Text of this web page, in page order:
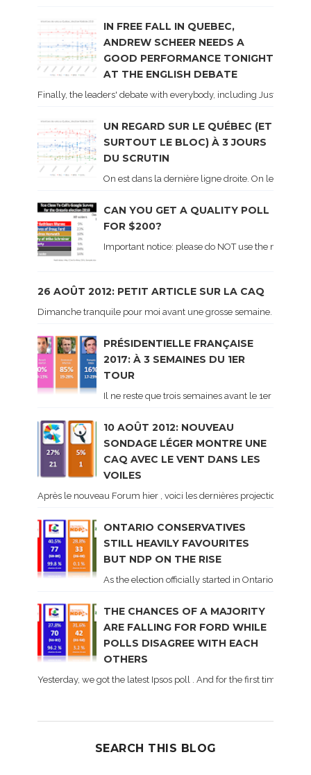
IN FREE FALL IN QUEBEC,
ANDREW SCHEER NEEDS A
GOOD PERFORMANCE TONIGHT
AT THE ENGLISH DEBATE
Finally, the leaders' debate with everybody, including Justin
UN REGARD SUR LE QUÉBEC (ET
SURTOUT LE BLOC) À 3 JOURS
DU SCRUTIN
On est dans la dernière ligne droite. On le sait
CAN YOU GET A QUALITY POLL
FOR $200?
Important notice: please do NOT use the
26 AOÛT 2012: PETIT ARTICLE SUR LA CAQ
Dimanche tranquile pour moi avant une grosse semaine. Voici
PRÉSIDENTIELLE FRANÇAISE
2017: À 3 SEMAINES DU 1ER
TOUR
Il ne reste que trois semaines avant le 1er tour de
10 AOÛT 2012: NOUVEAU
SONDAGE LÉGER MONTRE UNE
CAQ AVEC LE VENT DANS LES
VOILES
Après le nouveau Forum hier , voici les dernières projections
ONTARIO CONSERVATIVES
STILL HEAVILY FAVOURITES
BUT NDP ON THE RISE
As the election officially started in Ontario, some
THE CHANCES OF A MAJORITY
ARE FALLING FOR FORD WHILE
POLLS DISAGREE WITH EACH
OTHERS
Yesterday, we got the latest Ipsos poll . And for the first time
SEARCH THIS BLOG